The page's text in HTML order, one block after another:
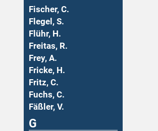
Fischer, C.
Flegel, S.
Flühr, H.
Freitas, R.
Frey, A.
Fricke, H.
Fritz, C.
Fuchs, C.
Fäßler, V.
G